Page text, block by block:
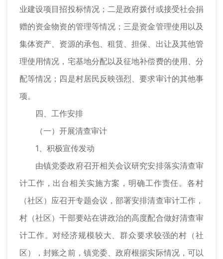
业建设项目招投标情况；二是政府拨付或接受社会捐
赠的资金物资的管理等情况；三是资金管理使用以及
集体资产、资源的承包、租赁、担保、出让及其他管
理使用情况，宅基地分配以及征地补偿费的使用、分
配等情况；四是村居民反映强烈、要求审计的其他事
项。
四、工作安排
（一）开展清查审计
1、积极宣传发动
由镇党委政府召开相关会议研究安排落实清查审
计工作，出台相关实施方案，明确工作责任。各村
（社区）应召开专题会议，部署安排清查审计工作，
村（社区）干部要站在讲政治的高度配合做好清查审
计工作。对经济规模较大、群众要求较强的村（社
区），封账之前，镇党委、政府根据实际情况，可以